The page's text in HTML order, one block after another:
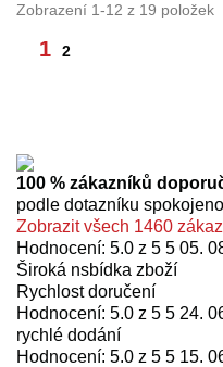
Zobrazení 1-12 z 19 položek
1 2
100 % zákazníků
podle dotazníku
Zobrazit všech 1460
Hodnocení: 5.0 z 5 5 05.
Široká nsbídka zboží
Rychlost doručení
Hodnocení: 5.0 z 5 5 24.
rychlé dodání
Hodnocení: 5.0 z 5 5 15.